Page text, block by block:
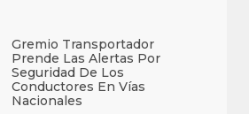
Gremio Transportador
Prende Las Alertas Por
Seguridad De Los
Conductores En Vías
Nacionales